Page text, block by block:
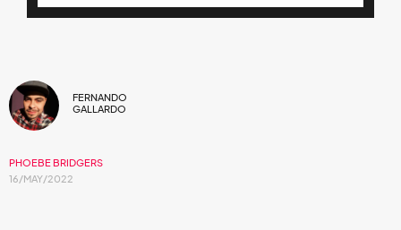
FERNANDO
GALLARDO
PHOEBE BRIDGERS
16/MAY/2022